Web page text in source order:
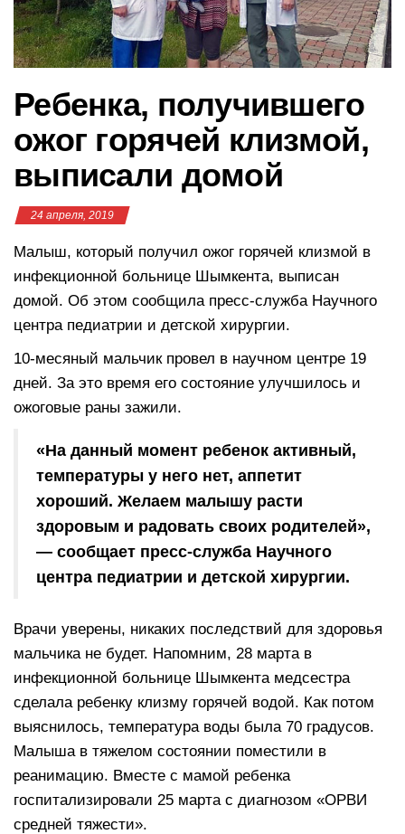
Ребенка, получившего
ожог горячей клизмой,
выписали домой
24 апреля, 2019
Малыш, который получил ожог горячей клизмой в
инфекционной больнице Шымкента, выписан
домой. Об этом сообщила пресс-служба Научного
центра педиатрии и детской хирургии.
10-месяный мальчик провел в научном центре 19
дней. За это время его состояние улучшилось и
ожоговые раны зажили.
«На данный момент ребенок активный,
температуры у него нет, аппетит
хороший. Желаем малышу расти
здоровым и радовать своих родителей»,
— сообщает пресс-служба Научного
центра педиатрии и детской хирургии.
Врачи уверены, никаких последствий для здоровья
мальчика не будет. Напомним, 28 марта в
инфекционной больнице Шымкента медсестра
сделала ребенку клизму горячей водой. Как потом
выяснилось, температура воды была 70 градусов.
Малыша в тяжелом состоянии поместили в
реанимацию. Вместе с мамой ребенка
госпитализировали 25 марта с диагнозом «ОРВИ
средней тяжести».